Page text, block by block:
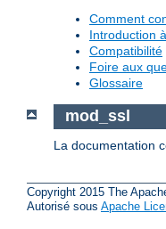
Comment
Introduction à
Compatibilité
Foire aux
Glossaire
mod_ssl
La documentation
Copyright 2015 The
Autorisé sous Apache